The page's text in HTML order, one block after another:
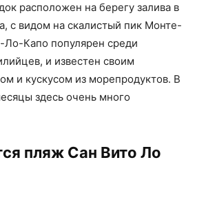
расположен на берегу залива в
с видом на скалистый пик Монте-
Капо популярен среди
и известен своим
и кускусом из морепродуктов. В
здесь очень много
пляж Сан Вито Ло